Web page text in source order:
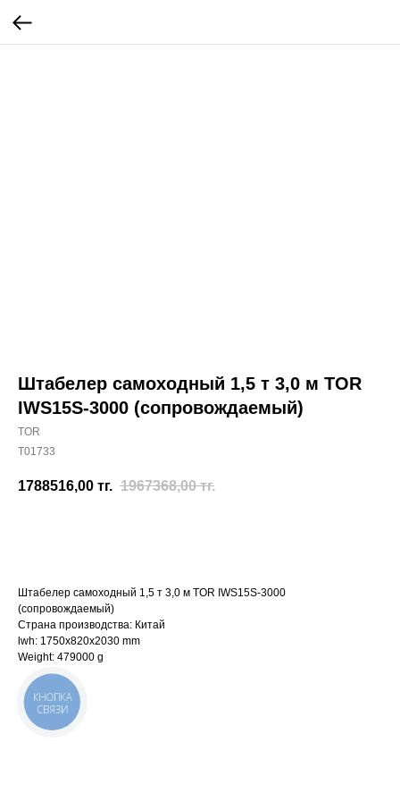
Штабелер самоходный 1,5 т 3,0 м TOR
IWS15S-3000 (сопровождаемый)
TOR
T01733
1788516,00 тг. 1967368,00 тг.
Штабелер самоходный 1,5 т 3,0 м TOR IWS15S-3000
(сопровождаемый)
Страна производства: Китай
lwh: 1750x820x2030 mm
Weight: 479000 g
КНОПКА
СВЯЗИ